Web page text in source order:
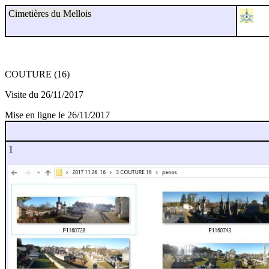
Cimetières du Mellois
COUTURE (16)
Visite du 26/11/2017
Mise en ligne le 26/11/2017
1